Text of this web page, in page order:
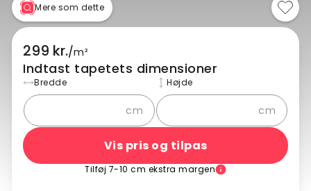
Mere som dette
299 kr./m²
Indtast tapetets dimensioner
Bredde
cm
Højde
cm
Vis pris og tilpas
Tilføj 7-10 cm ekstra margen